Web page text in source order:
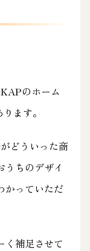
のホーム
ます。
どういった商
ちのデザイ
かっていただ
く補足させて